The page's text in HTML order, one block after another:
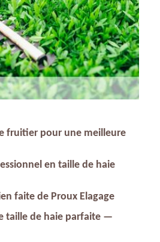
fruitier pour une meilleure
en taille de haie
faite de Proux Elagage
taille de haie parfaite —